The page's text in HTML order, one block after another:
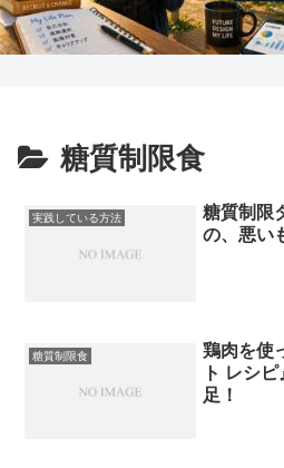
糖質制限食
実践している方法
糖質制限
の、悪い
糖質制限食
鶏肉を使
ト レシ
足！